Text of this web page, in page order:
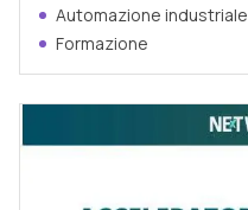
Automazione industriale
Formazione